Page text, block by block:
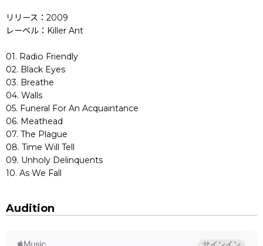
リリース：2009
レーベル：Killer Ant
01. Radio Friendly
02. Black Eyes
03. Breathe
04. Walls
05. Funeral For An Acquaintance
06. Meathead
07. The Plague
08. Time Will Tell
09. Unholy Delinquents
10. As We Fall
Audition